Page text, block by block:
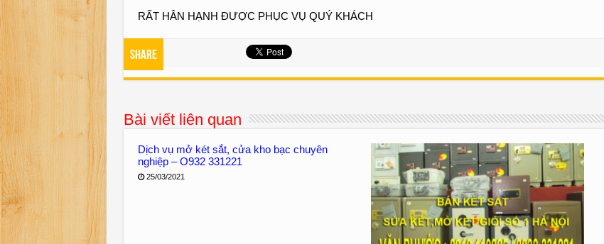
RẤT HÂN HẠNH ĐƯỢC PHỤC VỤ QUÝ KHÁCH
Share
Bài viết liên quan
Dịch vụ mở két sắt, cửa kho bạc chuyên
nghiệp – O932 331221
25/03/2021